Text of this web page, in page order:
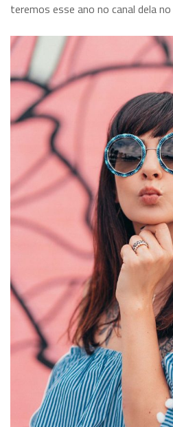
teremos esse ano no canal dela no